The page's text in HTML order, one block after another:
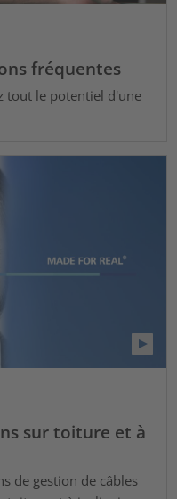
fréquentes
tout le potentiel d'une
sur toiture et à
de gestion de câbles